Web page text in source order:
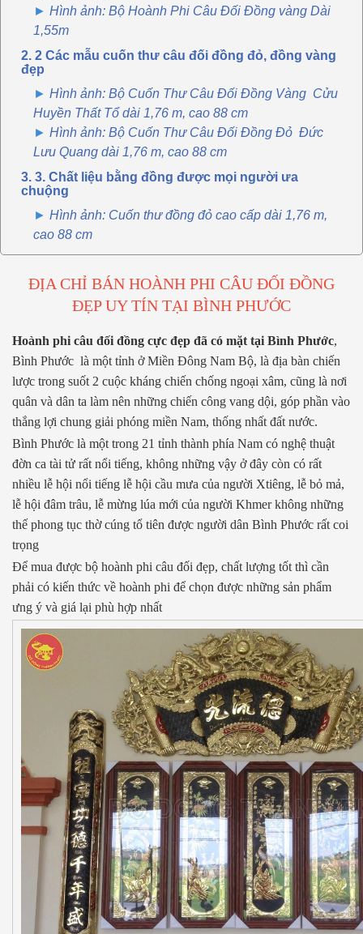
Hình ảnh: Bộ Hoành Phi Câu Đối Đồng vàng Dài
1,55m
2. 2 Các mẫu cuốn thư câu đối đồng đỏ, đồng vàng
đẹp
Hình ảnh: Bộ Cuốn Thư Câu Đối Đồng Vàng Cửu
Huyền Thất Tổ dài 1,76 m, cao 88 cm
Hình ảnh: Bộ Cuốn Thư Câu Đối Đồng Đỏ Đức
Lưu Quang dài 1,76 m, cao 88 cm
3. 3. Chất liệu bằng đồng được mọi người ưa
chuộng
Hình ảnh: Cuốn thư đồng đỏ cao cấp dài 1,76 m,
cao 88 cm
ĐỊA CHỈ BÁN HOÀNH PHI CÂU ĐỐI ĐỒNG
ĐẸP UY TÍN TẠI BÌNH PHƯỚC
Hoành phi câu đối đồng cực đẹp đã có mặt tại Bình Phước,
Bình Phước là một tỉnh ở Miền Đông Nam Bộ, là địa bàn chiến
lược trong suốt 2 cuộc kháng chiến chống ngoại xâm, cũng là nơi
quân và dân ta làm nên những chiến công vang dội, góp phần vào
thắng lợi chung giải phóng miền Nam, thống nhất đất nước.
Bình Phước là một trong 21 tỉnh thành phía Nam có nghệ thuật
đờn ca tài tử rất nổi tiếng, không những vậy ở đây còn có rất
nhiều lễ hội nổi tiếng lễ hội cầu mưa của người Xtiêng, lễ bỏ mả,
lễ hội đâm trâu, lễ mừng lúa mới của người Khmer không những
thế phong tục thờ cúng tổ tiên được người dân Bình Phước rất coi
trọng
Để mua được bộ hoành phi câu đối đẹp, chất lượng tốt thì cần
phải có kiến thức về hoành phi để chọn được những sản phẩm
ưng ý và giá lại phù hợp nhất